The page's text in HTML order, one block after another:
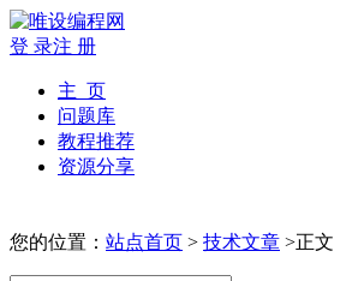
登 录注 册
主 页
问题库
教程推荐
资源分享
您的位置： 站点首页 > 技术文章 >正文